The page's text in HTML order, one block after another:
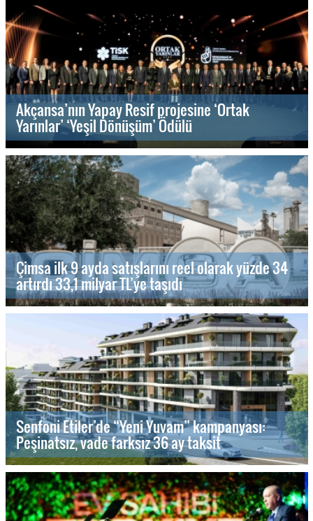
Akçansa’nın Yapay Resif projesine ‘Ortak
Yarınlar’ ‘Yeşil Dönüşüm’ Ödülü
Çimsa ilk 9 ayda satışlarını reel olarak yüzde 34
artırdı 33,1 milyar TL’ye taşıdı
Senfoni Etiler’de “Yeni Yuvam” kampanyası:
Peşinatsız, vade farksız 36 ay taksit